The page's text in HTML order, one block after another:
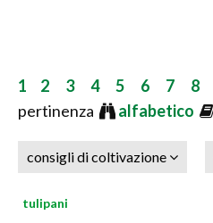
1 2 3 4 5 6 7 8
pertinenza
alfabetico
consigli di coltivazione
tulipani